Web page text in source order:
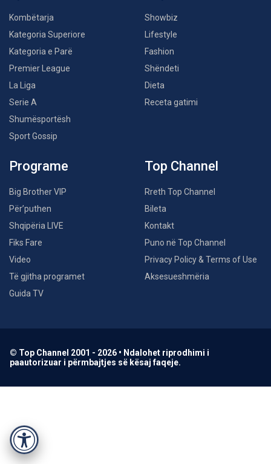
Accessibility
Kombëtarja
Kategoria Superiore
Kategoria e Parë
Premier League
La Liga
Serie A
Shumësportësh
Sport Gossip
Showbiz
Lifestyle
Fashion
Shëndeti
Dieta
Receta gatimi
Programe
Big Brother VIP
Për’puthen
Shqipëria LIVE
Fiks Fare
Video
Të gjitha programet
Guida TV
Top Channel
Rreth Top Channel
Bileta
Kontakt
Puno në Top Channel
Privacy Policy & Terms of Use
Aksesueshmëria
© Top Channel 2001 - 2026 • Ndalohet riprodhimi i
paautorizuar i përmbajtjes së kësaj faqeje.